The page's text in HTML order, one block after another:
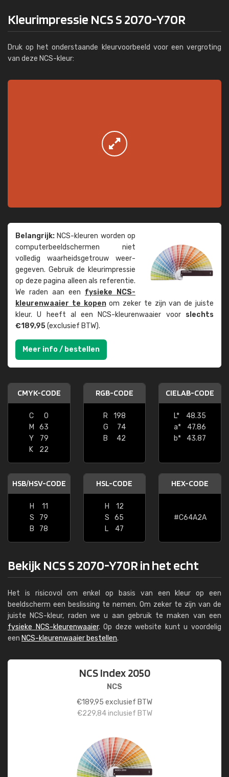
Kleurimpressie NCS S 2070-Y70R
Druk op het onderstaande kleurvoorbeeld voor een vergroting
van deze NCS-kleur:
Belangrijk: NCS-kleuren worden op
computer­beeld­schermen niet
volledig waarheids­­getrouw weer­
gegeven. Gebruik de kleur­impressie
op deze pagina alleen als referentie.
We raden aan een fysieke NCS-
kleuren­waaier te kopenom zeker te zijn van de juiste
kleur. U heeft al een NCS-kleuren­waaier voor slechts
€189,95(exclusief BTW).
Meer info / bestellen
CMYK-CODE
C
0
M
63
Y
79
K
22
RGB-CODE
R
198
G
74
B
42
CIELAB-CODE
L*
48.35
a*
47.86
b*
43.87
HSB/HSV-CODE
H
11
S
79
B
78
HSL-CODE
H
12
S
65
L
47
HEX-CODE
#C64A2A
Bekijk NCS S 2070-Y70R in het echt
Het is risicovol om enkel op basis van een kleur op een
beeldscherm een beslissing te nemen. Om zeker te zijn van de
juiste NCS-kleur, raden we u aan gebruik te maken van een
fysieke NCS-kleurenwaaier. Op deze website kunt u voordelig
een NCS-kleurenwaaier bestellen.
NCS Index 2050
NCS
€189,95 exclusief BTW
€229,84inclusief BTW